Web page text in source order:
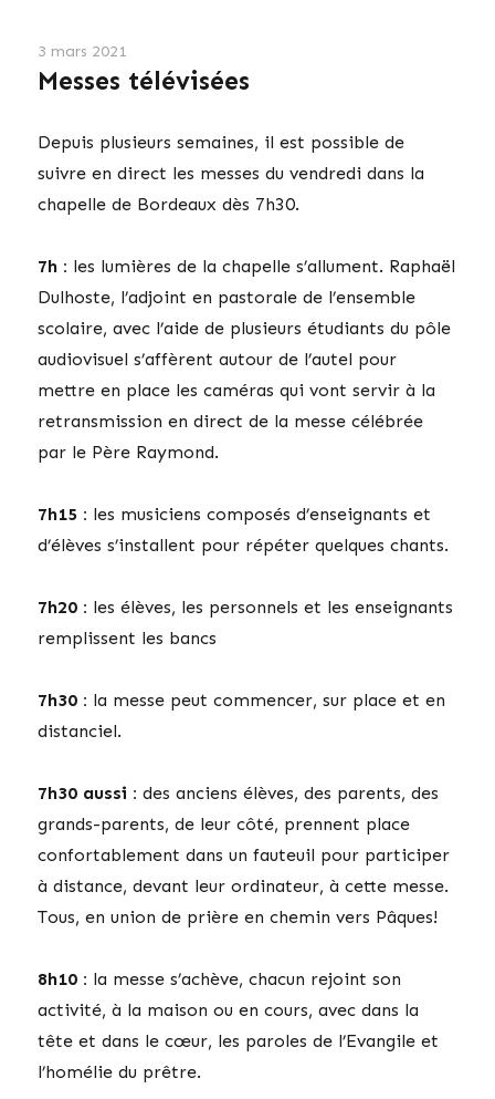
3 mars 2021
Messes télévisées
Depuis plusieurs semaines, il est possible de
suivre en direct les messes du vendredi dans la
chapelle de Bordeaux dès 7h30.
7h : les lumières de la chapelle s’allument. Raphaël
Dulhoste, l’adjoint en pastorale de l’ensemble
scolaire, avec l’aide de plusieurs étudiants du pôle
audiovisuel s’affèrent autour de l’autel pour
mettre en place les caméras qui vont servir à la
retransmission en direct de la messe célébrée
par le Père Raymond.
7h15 : les musiciens composés d’enseignants et
d’élèves s’installent pour répéter quelques chants.
7h20 : les élèves, les personnels et les enseignants
remplissent les bancs
7h30 : la messe peut commencer, sur place et en
distanciel.
7h30 aussi : des anciens élèves, des parents, des
grands-parents, de leur côté, prennent place
confortablement dans un fauteuil pour participer
à distance, devant leur ordinateur, à cette messe.
Tous, en union de prière en chemin vers Pâques!
8h10 : la messe s’achève, chacun rejoint son
activité, à la maison ou en cours, avec dans la
tête et dans le cœur, les paroles de l’Evangile et
l’homélie du prêtre.